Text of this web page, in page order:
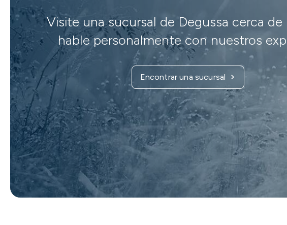
Visite una sucursal de Degussa cerca
hable personalmente con nuestros
Encontrar una sucursal